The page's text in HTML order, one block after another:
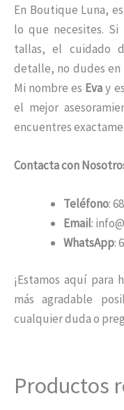
En Boutique Luna,
lo que necesites.
tallas, el cuidado
detalle, no dudes en
Mi nombre es Evay
el mejor
encuentres
Contacta con
Teléfono:
Email:
WhatsApp:
¡Estamos aquí para
más agradable
cualquier duda o
Productos